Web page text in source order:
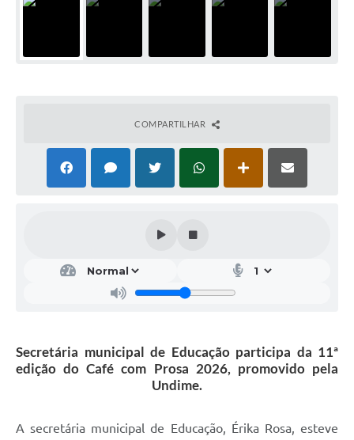
COMPARTILHAR
Secretária municipal de Educação participa da 11ª
edição do Café com Prosa 2026, promovido pela
Undime.
A secretária municipal de Educação, Érika Rosa, esteve